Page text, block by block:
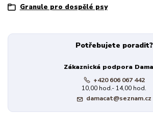
Granule pro dospělé psy
Potřebujete poradit?
Zákaznická podpora
+420 606 067 442
10,00 hod.- 14,00 hod.
damacat@seznam.cz